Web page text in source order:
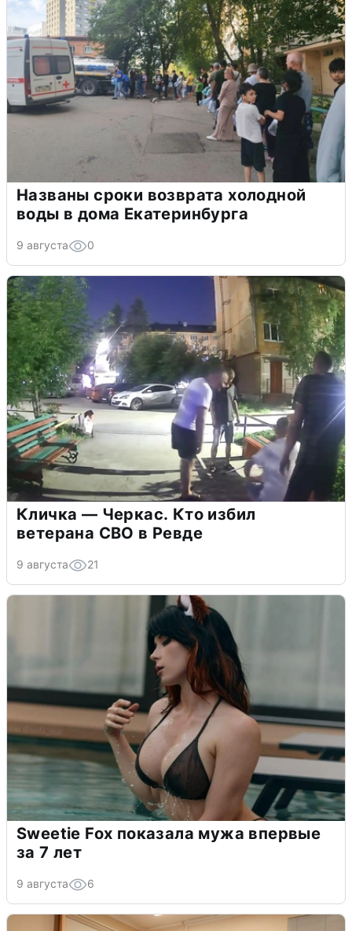
Названы сроки возврата холодной
воды в дома Екатеринбурга
9 августа 0
Кличка — Черкас. Кто избил
ветерана СВО в Ревде
9 августа 21
Sweetie Fox показала мужа впервые
за 7 лет
9 августа 6